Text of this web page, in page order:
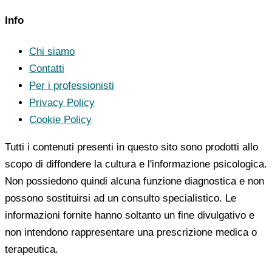
Info
Chi siamo
Contatti
Per i professionisti
Privacy Policy
Cookie Policy
Tutti i contenuti presenti in questo sito sono prodotti allo
scopo di diffondere la cultura e l'informazione psicologica.
Non possiedono quindi alcuna funzione diagnostica e non
possono sostituirsi ad un consulto specialistico. Le
informazioni fornite hanno soltanto un fine divulgativo e
non intendono rappresentare una prescrizione medica o
terapeutica.